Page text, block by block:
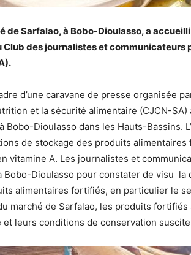
de Sarfalao, à Bobo-Dioulasso, a
Club des journalistes et
d’une caravane de presse organisée
et la sécurité alimentaire (CJCN-
Bobo-Dioulasso dans les Hauts-Bassins.
de stockage des produits
vitamine A. Les journalistes et
Bobo-Dioulasso pour constater de visu
alimentaires fortifiés, en particulier le
marché de Sarfalao, les produits
et leurs conditions de conservation